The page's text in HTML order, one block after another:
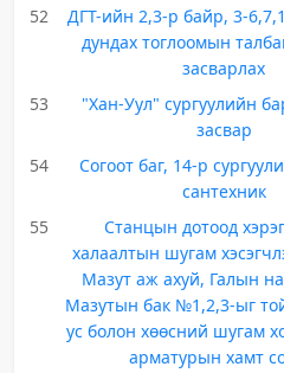
52
ДГТ-ийн 2,3-р байр, 3-
дундах тоглоомын
засварлах
53
"Хан-Уул" сургуулийн
засвар
54
Согоот баг, 14-р
сантехник
55
Станцын дотоод
халаалтын шугам
Мазут аж ахуй, Галын
Мазутын бак №1,2,3-ыг
ус болон хөөсний шугам
арматурын хамт